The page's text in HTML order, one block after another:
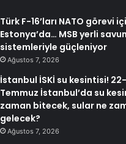
Türk F-16’ları NATO görevi
Estonya’da… MSB yerli
sistemleriyle güçleniyor
Ağustos 7, 2026
İstanbul İSKİ su kesintisi!
Temmuz İstanbul’da su
zaman bitecek, sular ne
gelecek?
Ağustos 7, 2026